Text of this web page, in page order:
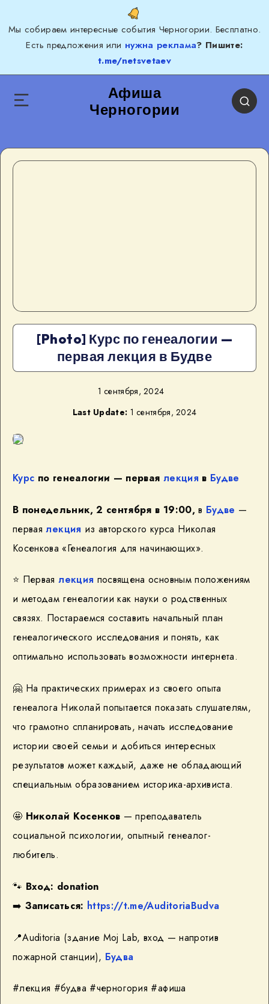
Мы собираем интересные события Черногории. Бесплатно.
Есть предложения или нужна реклама? Пишите:
t.me/netsvetaev
Афиша
Черногории
[Photo] Курс по генеалогии —
первая лекция в Будве
1 сентября, 2024
Last Update: 1 сентября, 2024
Курс по генеалогии — первая лекцияв Будве
В понедельник, 2 сентября в 19:00,в Будве —
перваялекция из авторского курса Николая
Косенкова «Генеалогия для начинающих».
⭐️ Перваялекция посвящена основным положениям
и методам генеалогии как науки о родственных
связях. Постараемся составить начальный план
генеалогического исследования и понять, как
оптимально использовать возможности интернета.
🤗 На практических примерах из своего опыта
генеалога Николай попытается показать слушателям,
что грамотно спланировать, начать исследование
истории своей семьи и добиться интересных
результатов может каждый, даже не обладающий
специальным образованием историка-архивиста.
🤩 Николай Косенков — преподаватель
социальной психологии, опытный генеалог-
любитель.
🐾 Вход: donation
➡️ Записаться: https://t.me/AuditoriaBudva
📍Auditoria (здание Moj Lab, вход — напротив
пожарной станции), Будва
#лекция #будва #черногория #афиша